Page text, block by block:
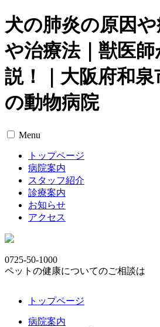
犬の肺炎の原因
や治療法｜獣医
説！｜大阪府和泉
の動物病院
Menu
トップページ
病院案内
スタッフ紹介
診療案内
お知らせ
アクセス
0725-50-1000
ペットの健康についてのご相談は
トップページ
病院案内